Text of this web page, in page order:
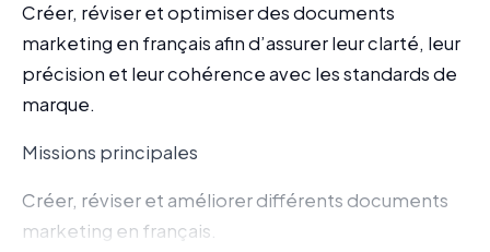
Créer, réviser et optimiser des documents
marketing en français afin d’assurer leur clarté, leur
précision et leur cohérence avec les standards de
marque.
Missions principales
Créer, réviser et améliorer différents documents
marketing en français.